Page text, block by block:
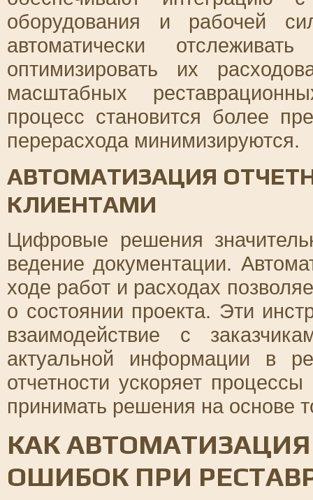
оборудования и рабочей
автоматически
оптимизировать их
масштабных
процесс становится более
перерасхода минимизируются.
АВТОМАТИЗАЦИЯ
КЛИЕНТАМИ
Цифровые решения
ведение документации.
ходе работ и расходах
о состоянии проекта. Эти
взаимодействие с
актуальной информации в
отчетности ускоряет
принимать решения на основе
КАК
ОШИБОК ПРИ